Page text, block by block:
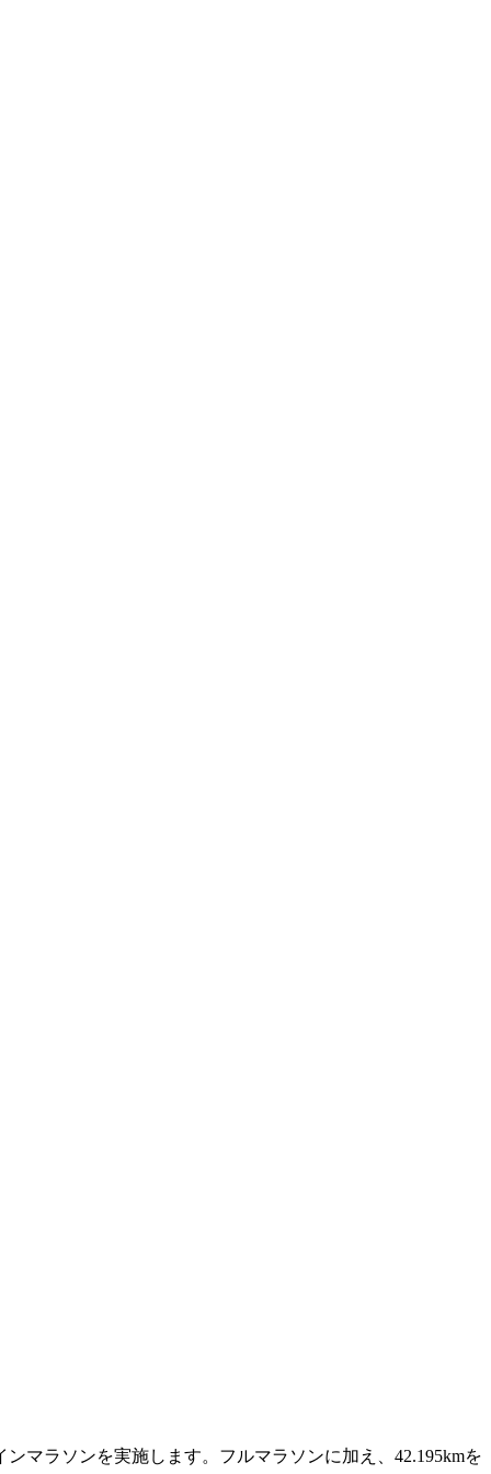
マラソンを実施します。フルマラソンに加え、42.195kmを